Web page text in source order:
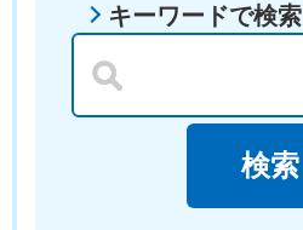
キーワードで検索